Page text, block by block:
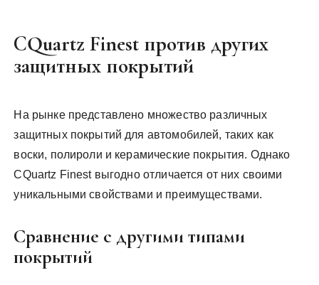
CQuartz Finest против других
защитных покрытий
На рынке представлено множество различных
защитных покрытий для автомобилей, таких как
воски, полироли и керамические покрытия. Однако
CQuartz Finest выгодно отличается от них своими
уникальными свойствами и преимуществами.
Сравнение с другими типами
покрытий